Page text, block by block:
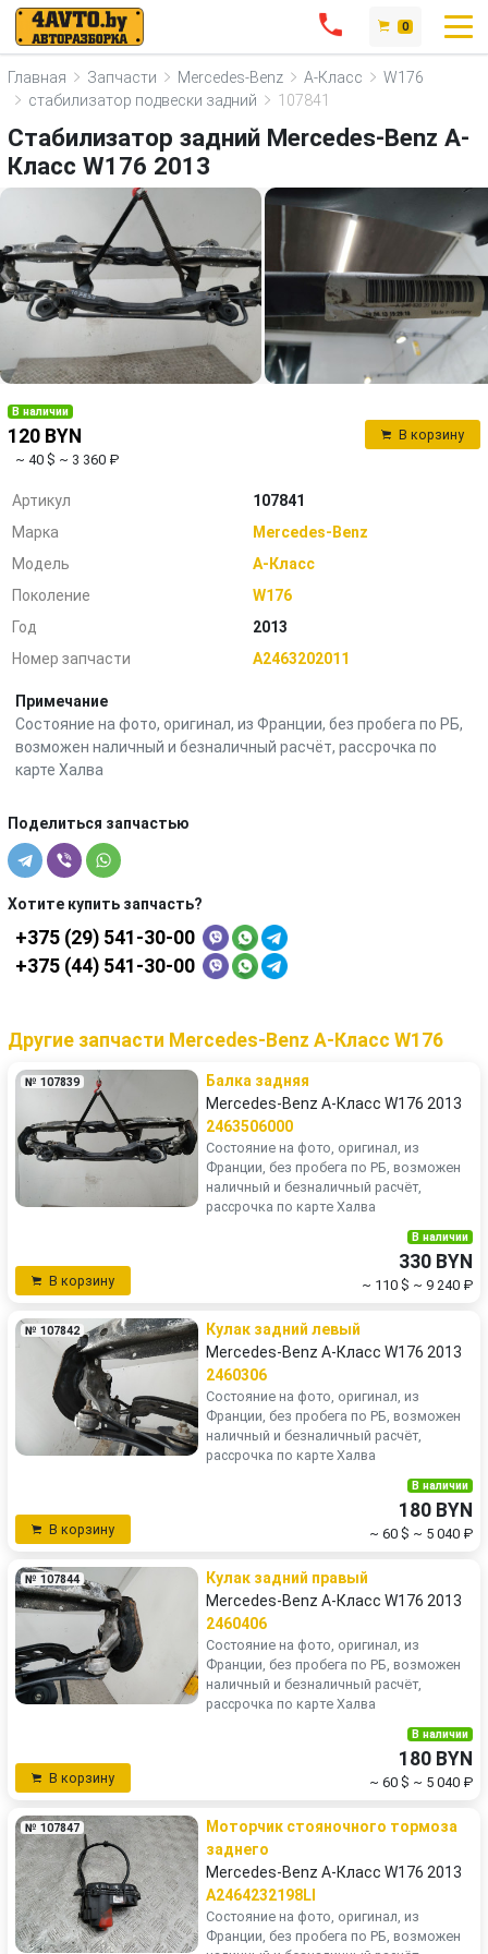
0
Главная Запчасти Mercedes-Benz A-Класс
W176
стабилизатор подвески задний
107841
Стабилизатор задний Mercedes-Benz A-
Класс W176 2013
В наличии
120 BYN
~ 40 $ ~ 3 360 ₽
В корзину
Артикул
107841
Марка
Mercedes-Benz
Модель
A-Класс
Поколение
W176
Год
2013
Номер запчасти
A2463202011
Примечание
Состояние на фото, оригинал, из Франции, без пробега по РБ,
возможен наличный и безналичный расчёт, рассрочка по
карте Халва
Поделиться запчастью
Хотите купить запчасть?
+375 (29) 541-30-00
+375 (44) 541-30-00
Другие запчасти Mercedes-Benz A-Класс W176
№ 107839
Балка задняя
Mercedes-Benz A-Класс W176 2013
2463506000
Состояние на фото, оригинал, из
Франции, без пробега по РБ, возможен
наличный и безналичный расчёт,
рассрочка по карте Халва
В корзину
В наличии
330 BYN
~ 110 $ ~ 9 240 ₽
№ 107842
Кулак задний левый
Mercedes-Benz A-Класс W176 2013
2460306
Состояние на фото, оригинал, из
Франции, без пробега по РБ, возможен
наличный и безналичный расчёт,
рассрочка по карте Халва
В корзину
В наличии
180 BYN
~ 60 $ ~ 5 040 ₽
№ 107844
Кулак задний правый
Mercedes-Benz A-Класс W176 2013
2460406
Состояние на фото, оригинал, из
Франции, без пробега по РБ, возможен
наличный и безналичный расчёт,
рассрочка по карте Халва
В корзину
В наличии
180 BYN
~ 60 $ ~ 5 040 ₽
№ 107847
Моторчик стояночного тормоза
заднего
Mercedes-Benz A-Класс W176 2013
A2464232198LI
Состояние на фото, оригинал, из
Франции, без пробега по РБ, возможен